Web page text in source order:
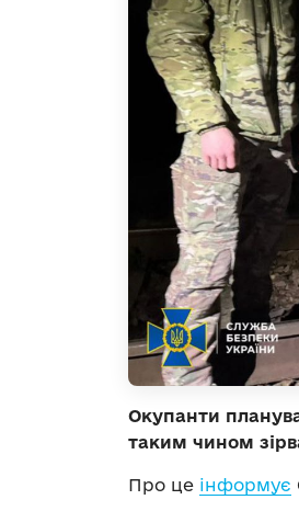
Окупанти
таким чином
Про це інформує